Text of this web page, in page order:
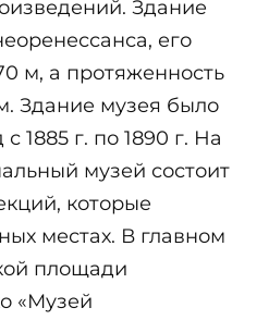
Здание
его
м, а протяженность
Здание музея было
1885 г. по 1890 г. На
музей состоит
которые
местах. В главном
площади
«Музей